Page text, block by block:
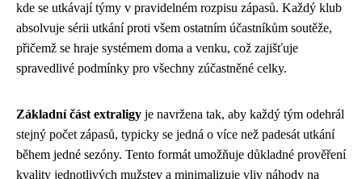
kde se utkávají týmy v pravidelném rozpisu zápasů. Každý klub
absolvuje sérii utkání proti všem ostatním účastníkům soutěže,
přičemž se hraje systémem doma a venku, což zajišťuje
spravedlivé podmínky pro všechny zúčastněné celky.
Základní část extraligy je navržena tak, aby každý tým odehrál
stejný počet zápasů, typicky se jedná o více než padesát utkání
během jedné sezóny. Tento formát umožňuje důkladné prověření
kvality jednotlivých mužstev a minimalizuje vliv náhody na